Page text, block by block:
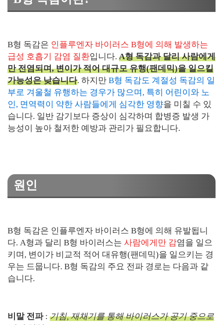
B형 독감은 인플루엔자 바이러스 B형에 의해 발생하는
급성 호흡기 감염 질환입니다. A형 독감과 달리 사람에게
만 전염되며, 변이가 적어 대규모 유행(팬데믹)을 일으킬
가능성은 낮습니다. 하지만 B형 독감도 계절성 독감의 일
부로 겨울철 유행하는 경우가 많으며, 특히 어린이와 노
인, 면역력이 약한 사람들에게 심각한 영향을 미칠 수 있
습니다. 일반 감기보다 증상이 심각하며 합병증 발생 가
능성이 높아 철저한 예방과 관리가 필요합니다.
원인
B형 독감은 인플루엔자 바이러스 B형에 의해 유발됩니
다. A형과 달리 B형 바이러스는 사람에게만 감염을 일으
키며, 변이가 비교적 적어 대유행(팬데믹)을 일으키는 경
우는 드뭅니다. B형 독감의 주요 전파 경로는 다음과 같
습니다.
비말 전파: 기침, 재채기를 통해 바이러스가 공기 중으로